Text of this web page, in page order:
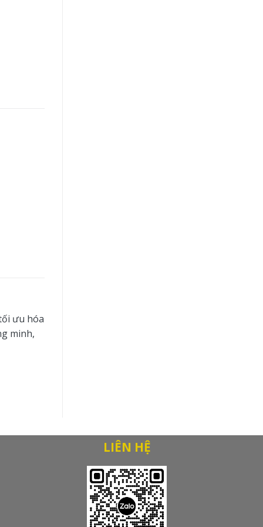
ưu hóa
minh,
LIÊN HỆ